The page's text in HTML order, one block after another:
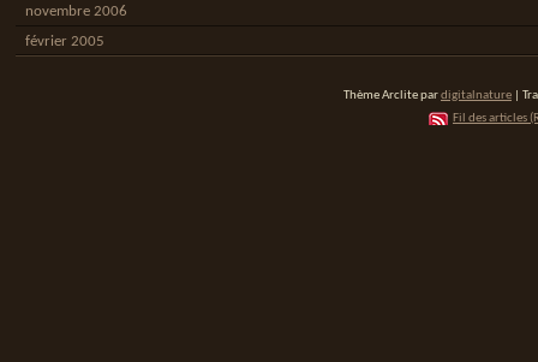
novembre 2006
février 2005
Thème Arclite pardigitalnature |
Fil des articles